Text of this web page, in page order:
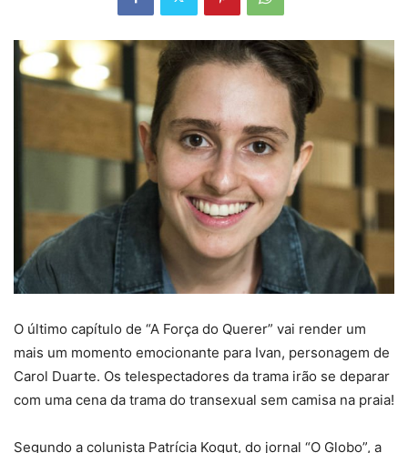
O último capítulo de “A Força do Querer” vai render um
mais um momento emocionante para Ivan, personagem de
Carol Duarte. Os telespectadores da trama irão se deparar
com uma cena da trama do transexual sem camisa na praia!
Segundo a colunista Patrícia Kogut, do jornal “O Globo”, a